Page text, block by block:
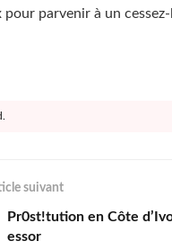
parvenir à un
suivant
Pr0st!tution en Côte
essor